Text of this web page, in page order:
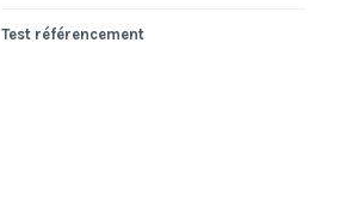
Test référencement